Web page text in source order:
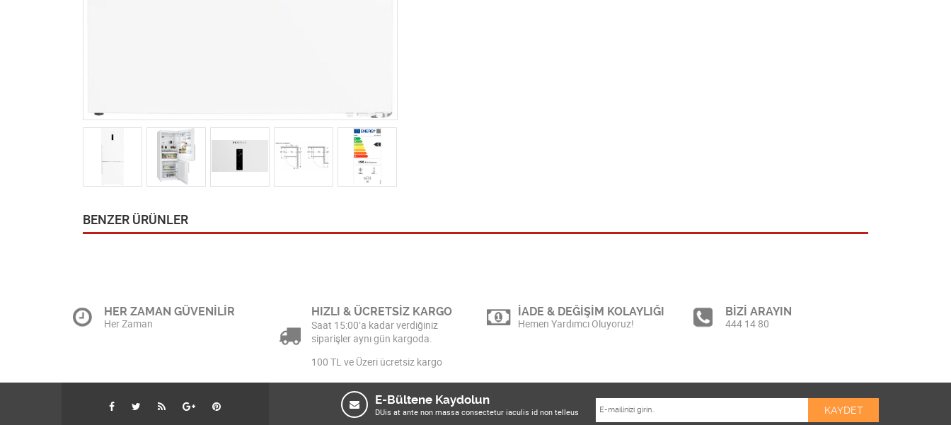
BENZER ÜRÜNLER
HER ZAMAN GÜVENİLİR
Her Zaman
HIZLI & ÜCRETSİZ KARGO
Saat 15:00’a kadar verdiğiniz
siparişler aynı gün kargoda.
100 TL ve Üzeri ücretsiz kargo
İADE & DEĞİŞİM KOLAYLIĞI
Hemen Yardımcı Oluyoruz!
BİZİ ARAYIN
444 14 80
E-Bültene Kaydolun
DUis at ante non massa consectetur iaculis id non telleus